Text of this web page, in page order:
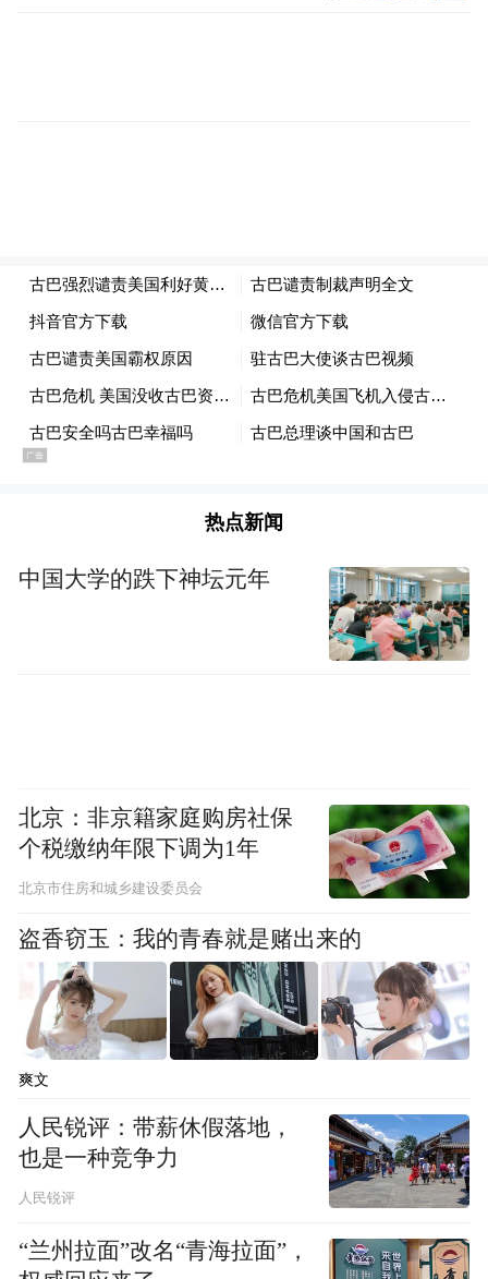
热点新闻
中国大学的跌下神坛元年
北京：非京籍家庭购房社保
个税缴纳年限下调为1年
北京市住房和城乡建设委员会
盗香窃玉：我的青春就是赌出来的
爽文
人民锐评：带薪休假落地，
也是一种竞争力
人民锐评
“兰州拉面”改名“青海拉面”，